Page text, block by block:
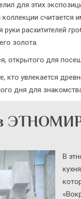
для этих
считается
руки расхитителей
золота.
открытого для
кто увлекается
дня для
В